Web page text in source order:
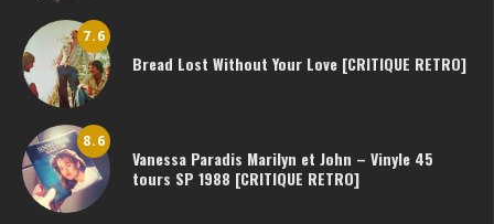
7.6
Bread Lost Without Your Love [CRITIQUE RETRO]
8.6
Vanessa Paradis Marilyn et John – Vinyle 45
tours SP 1988 [CRITIQUE RETRO]